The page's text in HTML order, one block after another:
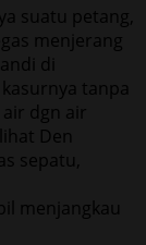
suatu petang,
menjerang
di
tanpa
dgn air
Den
sepatu,
menjangkau